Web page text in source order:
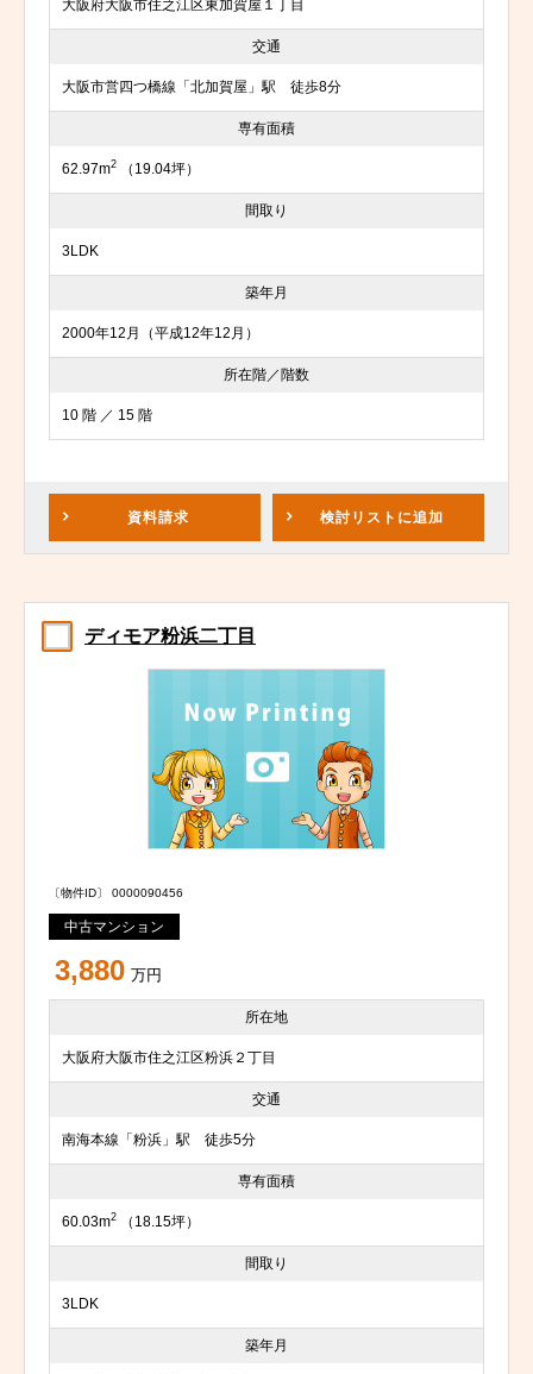
大阪府大阪市住之江区東加賀屋１丁目
交通
大阪市営四つ橋線「北加賀屋」駅 徒歩8分
専有面積
62.97m2 （19.04坪）
間取り
3LDK
築年月
2000年12月（平成12年12月）
所在階／階数
10 階 ／ 15 階
資料請求 検討リスト に追加
ディモア粉浜二丁目
〔物件ID〕 0000090456
中古マンション
3,880 万円
所在地
大阪府大阪市住之江区粉浜２丁目
交通
南海本線「粉浜」駅 徒歩5分
専有面積
60.03m2 （18.15坪）
間取り
3LDK
築年月